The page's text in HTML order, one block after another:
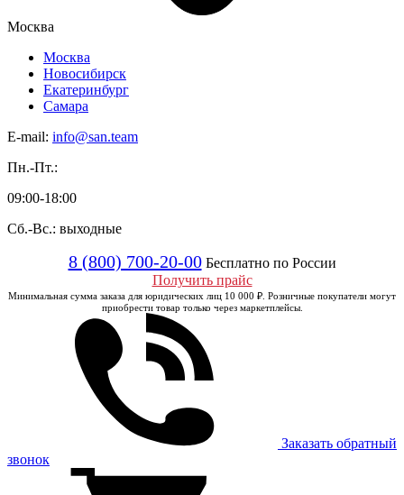
Москва
Москва
Новосибирск
Екатеринбург
Самара
E-mail: info@san.team
Пн.-Пт.:
09:00-18:00
Сб.-Вс.: выходные
8 (800) 700-20-00 Бесплатно по России
Получить прайс
Минимальная сумма заказа для юридических лиц 10 000 ₽. Розничные покупатели могут
приобрести товар только через маркетплейсы.
Заказать обратный
звонок